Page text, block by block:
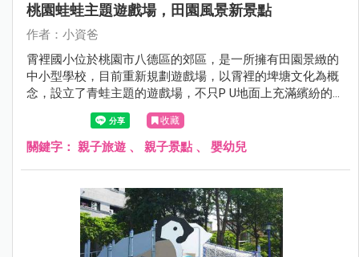
桃園蛙蛙主題遊戲場，田園風景新景點
作者：小資爸
霄裡國小位於桃園市八德區的郊區，是一所擁有田園景緻的
中小型學校，目前重新規劃遊戲場，以霄裡的埤塘文化為概
念，設立了青蛙主題的遊戲場，不只P U地面上充滿繽紛的童
趣圖案，還有土丘溜滑梯、金屬雙管溜滑梯、水管隧道、旋
轉杯跟鳥巢鞦韆等遊具，也有一連串闖關挑戰的攀爬架、拱
型橋及烏龜跳樁，十分有趣好玩!現在就跟著小資爸一起來玩
收藏
關鍵字： 親子旅遊 、 親子景點 、 嬰幼兒